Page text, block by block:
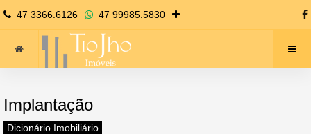
47 3366.6126 47 99985.5830
Implantação
Dicionário Imobiliário